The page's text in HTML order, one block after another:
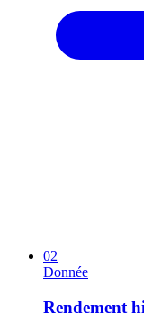
02
Donnée
Rendement